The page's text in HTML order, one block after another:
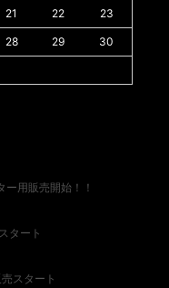
21 22 23
28 29 30
用販売開始！！
タート
スタート